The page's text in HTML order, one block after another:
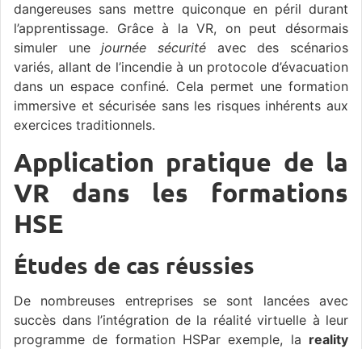
dangereuses sans mettre quiconque en péril durant
l’apprentissage. Grâce à la VR, on peut désormais
simuler unejournée sécurité avec des scénarios
variés, allant de l’incendie à un protocole d’évacuation
dans un espace confiné. Cela permet une formation
immersive et sécurisée sans les risques inhérents aux
exercices traditionnels.
Application pratique de la
VR dans les formations
HSE
Études de cas réussies
De nombreuses entreprises se sont lancées avec
succès dans l’intégration de la réalité virtuelle à leur
programme de formation HSPar exemple, la reality